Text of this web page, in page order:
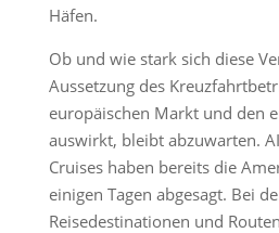
Häfen.
Ob und wie stark sich diese
Aussetzung des
europäischen Markt und den
auswirkt, bleibt abzuwarten.
Cruises haben bereits die
einigen Tagen abgesagt. Bei
Reisedestinationen und